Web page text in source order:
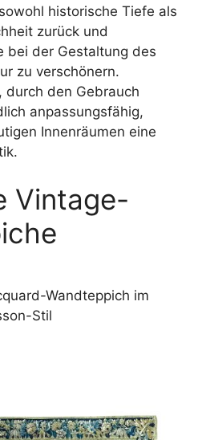
historische Tiefe als
zurück und
bei der Gestaltung des
zu verschönern.
durch den Gebrauch
anpassungsfähig,
Innenräumen eine
Vintage-
Wandteppich im
Stil